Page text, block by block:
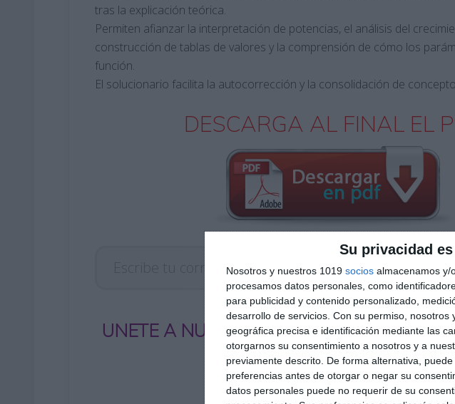
Su privacidad
Nosotros y nuestros 1019 socios almacenamos y/
procesamos datos personales, como
para publicidad y contenido personalizado,
desarrollo de servicios. Con su permiso, nosotros
geográfica precisa e identificación mediante las
otorgarnos su consentimiento a nosotros y a
previamente descrito. De forma alternativa,
preferencias antes de otorgar o negar su
datos personales puede no requerir de su
tras la explicación teórica.
Permiten afianzar la interpretación de potencias, el análisis del
construcción de tablas de valores y la comprensión de cómo los
función.
El solucionario facilita la autocorrección y la consolidación de
DESCARGA AL FINAL EL
Únete
UNETE A NUESTRO GRUPO EXCLUSIVO